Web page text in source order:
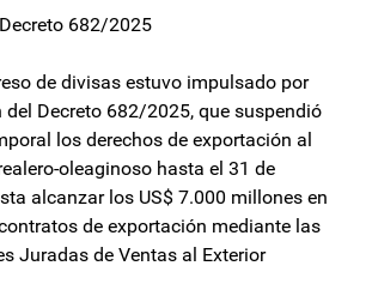
682/2025
de divisas estuvo impulsado por
del Decreto 682/2025, que suspendió
los derechos de exportación al
oleaginoso hasta el 31 de
alcanzar los US$ 7.000 millones en
de exportación mediante las
Juradas de Ventas al Exterior